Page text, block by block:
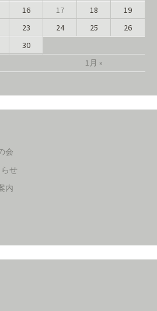
1月 »
16 17 18
19
23 24 25
26
30
会
せ
内